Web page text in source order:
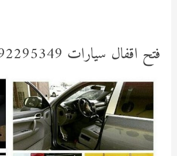
فتح اقفال سيارات 92295349